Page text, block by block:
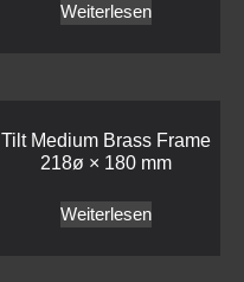
Weiterlesen
Tilt Medium Brass Frame
218ø × 180 mm
Weiterlesen